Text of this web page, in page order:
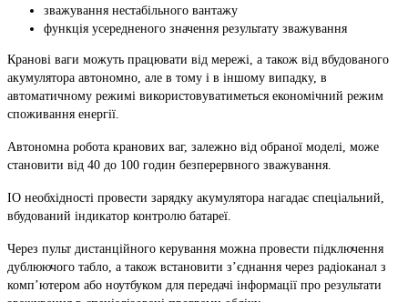
зважування нестабільного вантажу
функція усередненого значення результату зважування
Кранові ваги можуть працювати від мережі, а також від вбудованого
акумулятора автономно, але в тому і в іншому випадку, в
автоматичному режимі використовуватиметься економічний режим
споживання енергії.
Автономна робота кранових ваг, залежно від обраної моделі, може
становити від 40 до 100 годин безперервного зважування.
ІО необхідності провести зарядку акумулятора нагадає спеціальний,
вбудований індикатор контролю батареї.
Через пульт дистанційного керування можна провести підключення
дублюючого табло, а також встановити з’єднання через радіоканал з
комп’ютером або ноутбуком для передачі інформації про результати